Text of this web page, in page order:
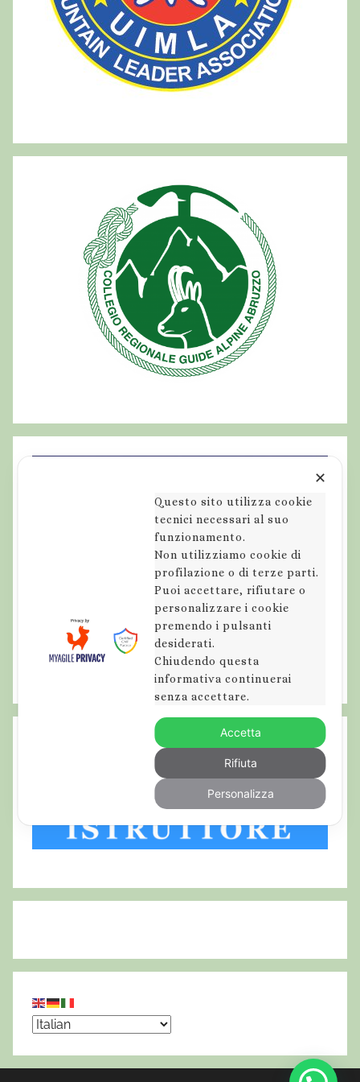
✕
Questo sito utilizza cookie
tecnici necessari al suo
funzionamento.
Non utilizziamo cookie di
profilazione o di terze parti.
Puoi accettare, rifiutare o
personalizzare i cookie
premendo i pulsanti
desiderati.
Chiudendo questa
informativa continuerai
senza accettare.
Accetta
Rifiuta
Personalizza